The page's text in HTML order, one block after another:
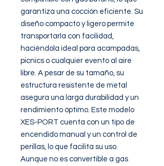
garantiza una cocción eficiente. Su
diseño compacto y ligero permite
transportarla con facilidad,
haciéndola ideal para acampadas,
picnics o cualquier evento al aire
libre. A pesar de su tamaño, su
estructura resistente de metal
asegura una larga durabilidad y un
rendimiento óptimo. Este modelo
XES-PORT cuenta con un tipo de
encendido manual y un control de
perillas, lo que facilita su uso.
Aunque no es convertible a gas